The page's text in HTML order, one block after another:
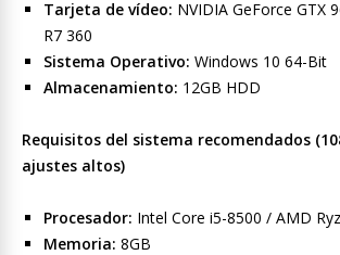
Tarjeta de vídeo: NVIDIA GeForce GTX
R7 360
Sistema Operativo: Windows 10 64-Bit
Almacenamiento: 12GB HDD
Requisitos del sistema recomendados
ajustes altos)
Procesador: Intel Core i5-8500 / AMD
Memoria: 8GB